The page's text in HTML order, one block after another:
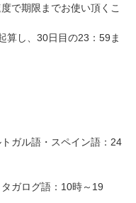
で期限までお使い頂くこ
算し、30日目の23：59ま
ガル語・スペイン語：24
ガログ語：10時～19